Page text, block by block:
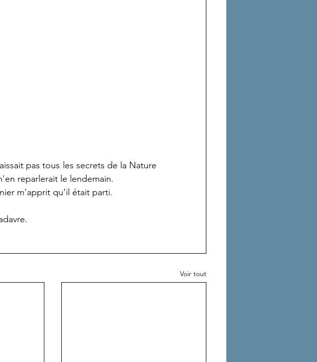
pas tous les secrets de la Nature
reparlerait le lendemain.
m'apprit qu'il était parti.
Voir tout